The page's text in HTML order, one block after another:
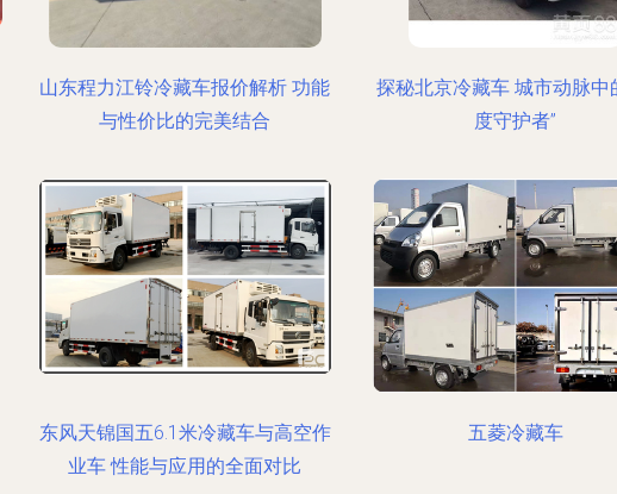
山东程力江铃冷藏车报价解析 功能
与性价比的完美结合
探秘北京冷藏车 城市动脉中
度守护者”
东风天锦国五6.1米冷藏车与高空作
业车 性能与应用的全面对比
五菱冷藏车